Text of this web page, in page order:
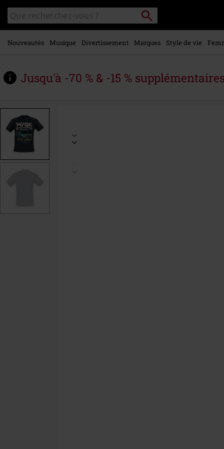
contenu
principal
Rechercher
sur
le
catalogue
Rechercher
Nouveautés Musique Divertissement Marques Style de vie
Jusqu'à -70 % & -15 %
www.large.be/fr/p/saison-